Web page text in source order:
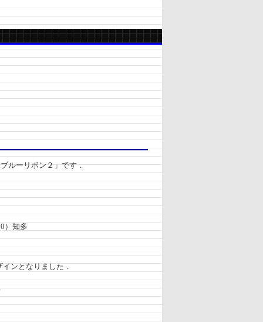
ルーリボン２」です．
）知多
ンとなりました．